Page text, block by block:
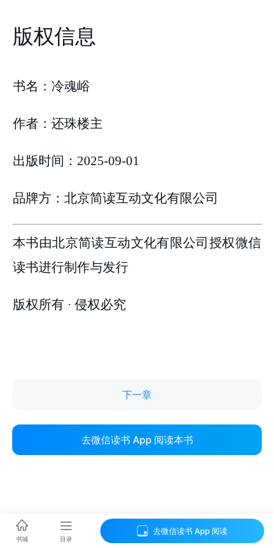
下一章
去微信读书 App 阅读本书
书城 目录
去微信读书 App 阅读